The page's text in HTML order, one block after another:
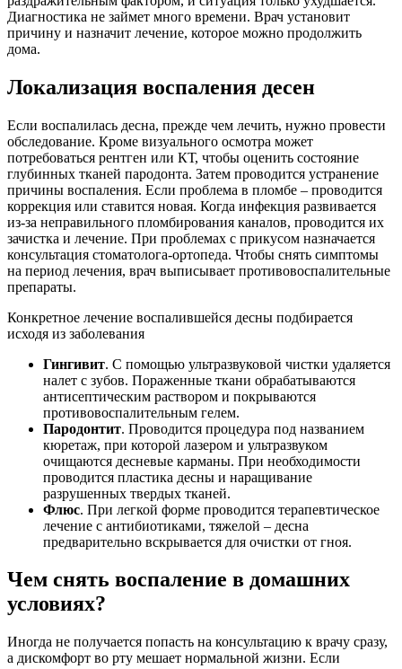
Диагностика не займет много времени. Врач установит
причину и назначит лечение, которое можно продолжить
дома.
Локализация воспаления десен
Если воспалилась десна, прежде чем лечить, нужно провести
обследование. Кроме визуального осмотра может
потребоваться рентген или КТ, чтобы оценить состояние
глубинных тканей пародонта. Затем проводится устранение
причины воспаления. Если проблема в пломбе – проводится
коррекция или ставится новая. Когда инфекция развивается
из-за неправильного пломбирования каналов, проводится их
зачистка и лечение. При проблемах с прикусом назначается
консультация стоматолога-ортопеда. Чтобы снять симптомы
на период лечения, врач выписывает противовоспалительные
препараты.
Конкретное лечение воспалившейся десны подбирается
исходя из заболевания
Гингивит. С помощью ультразвуковой чистки удаляется
налет с зубов. Пораженные ткани обрабатываются
антисептическим раствором и покрываются
противовоспалительным гелем.
Пародонтит. Проводится процедура под названием
кюретаж, при которой лазером и ультразвуком
очищаются десневые карманы. При необходимости
проводится пластика десны и наращивание
разрушенных твердых тканей.
Флюс. При легкой форме проводится терапевтическое
лечение с антибиотиками, тяжелой – десна
предварительно вскрывается для очистки от гноя.
Чем снять воспаление в домашних
условиях?
Иногда не получается попасть на консультацию к врачу сразу,
а дискомфорт во рту мешает нормальной жизни. Если